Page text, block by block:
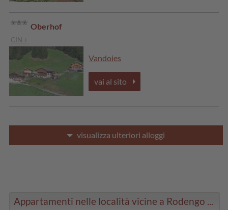
Oberhof
CIN +
Vandoies
vai al sito
visualizza ulteriori alloggi
Appartamenti nelle località vicine a Rodengo ...